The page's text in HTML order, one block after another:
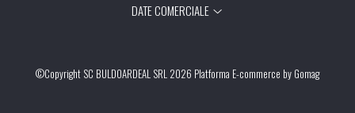
DATE COMERCIALE
©Copyright SC BULDOARDEAL SRL 2026 Platforma E-commerce by Gomag